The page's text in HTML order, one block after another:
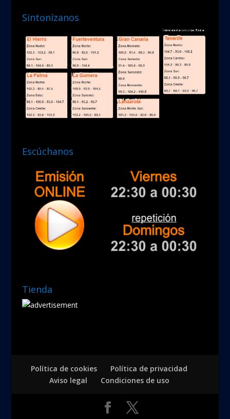
Sintonízanos
Escúchanos
Tienda
Política de cookies
Política de privacidad
Aviso legal
Condiciones de uso